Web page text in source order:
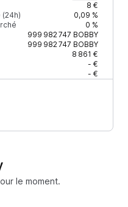
8 €
0,09 %
0 %
999 982 747 BOBBY
999 982 747 BOBBY
8 861 €
- €
- €
le moment.